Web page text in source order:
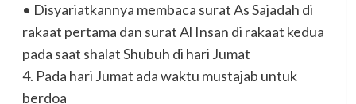
• Disyariatkannya membaca surat As Sajadah di
rakaat pertama dan surat Al Insan di rakaat kedua
pada saat shalat Shubuh di hari Jumat
4. Pada hari Jumat ada waktu mustajab untuk
berdoa